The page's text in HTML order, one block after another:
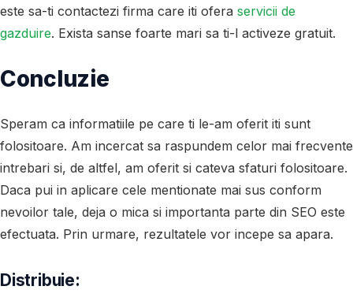
este sa-ti contactezi firma care iti ofera servicii de
gazduire. Exista sanse foarte mari sa ti-l activeze gratuit.
Concluzie
Speram ca informatiile pe care ti le-am oferit iti sunt
folositoare. Am incercat sa raspundem celor mai frecvente
intrebari si, de altfel, am oferit si cateva sfaturi folositoare.
Daca pui in aplicare cele mentionate mai sus conform
nevoilor tale, deja o mica si importanta parte din SEO este
efectuata. Prin urmare, rezultatele vor incepe sa apara.
Distribuie: